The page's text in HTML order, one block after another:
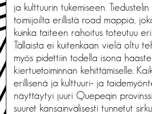
ja kulttuurin tukemiseen.
toimijoilta erillistä road mappiä,
kuinka taiteen rahoitus toteutuu eri
Tällaista ei kuitenkaan vielä oltu
myös pidettiin todella isona
kiertuetoiminnan kehittämiselle.
erillisenä ja kulttuuri- ja
näyttäytyi juuri Quepeqin
suuret kansainvälisesti tunnetut